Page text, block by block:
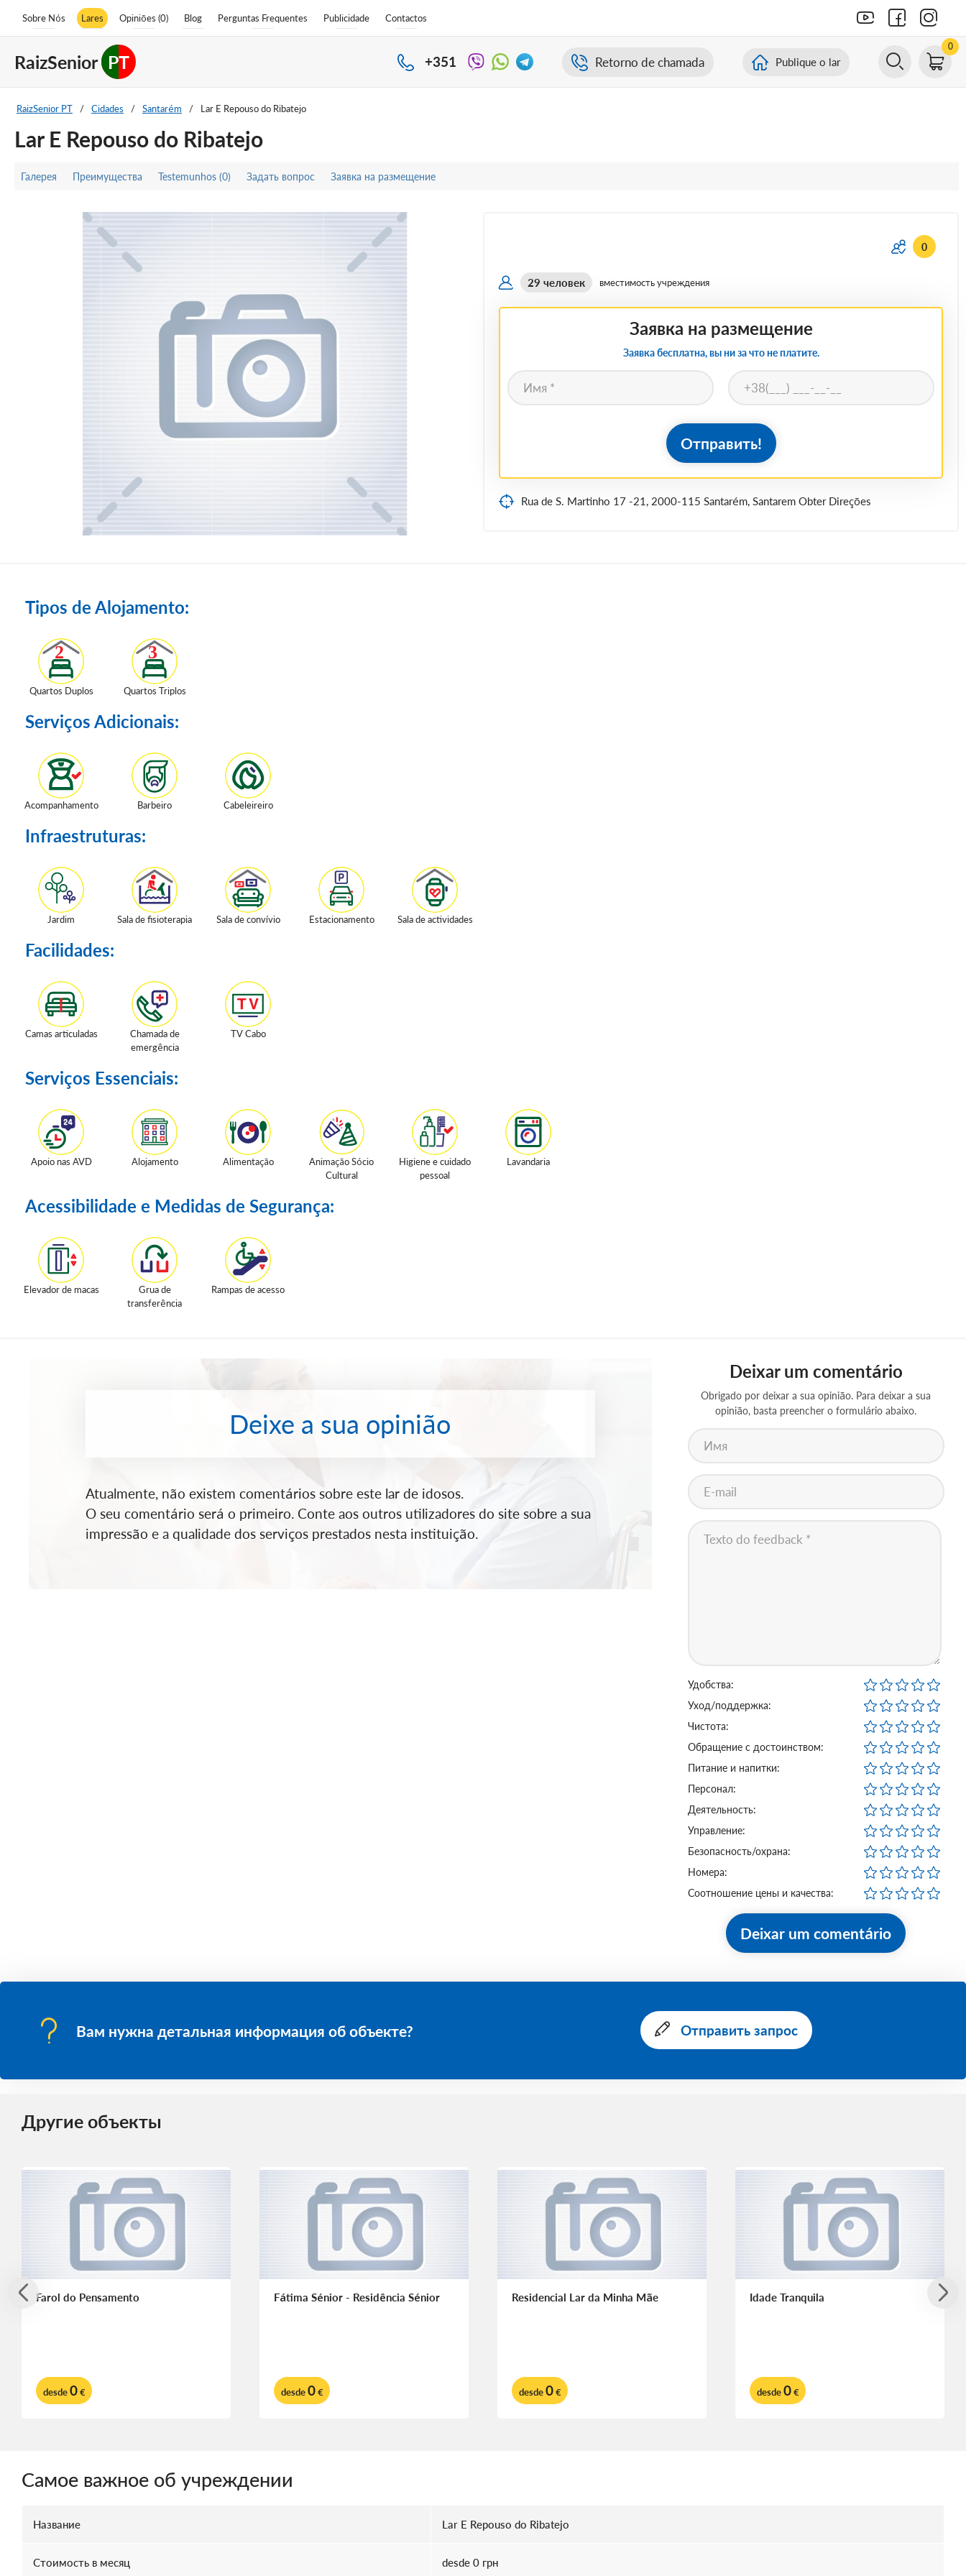
Sobre Nós Lares Opiniões (0) Blog Perguntas Frequentes Publicidade Contactos
RaizSenior PT +351 Retorno de chamada Publique o lar
0
RaizSenior PT / Cidades / Santarém / Lar E Repouso do Ribatejo
Lar E Repouso do Ribatejo
Галерея Преимущества Testemunhos (0) Задать вопрос Заявка на размещение
0
29 человек вместимость учреждения
Заявка на размещение
Заявка бесплатна, вы ни за что не платите.
Отправить!
Rua de S. Martinho 17 -21, 2000-115 Santarém, Santarem Obter Direções
Tipos de Alojamento:
Quartos Duplos Quartos Triplos
Serviços Adicionais:
Acompanhamento Barbeiro Cabeleireiro
Infraestruturas:
Jardim Sala de fisioterapia Sala de convívio Estacionamento Sala de actividades
Facilidades:
Camas articuladas
Chamada de
emergência
TV Cabo
Serviços Essenciais:
Apoio nas AVD Alojamento Alimentação
Animação Sócio
Cultural
Higiene e cuidado
pessoal
Lavandaria
Acessibilidade e Medidas de Segurança:
Elevador de macas
Grua de
transferência
Rampas de acesso
Deixe a sua opinião
Atualmente, não existem comentários sobre este lar de idosos.
O seu comentário será o primeiro. Conte aos outros utilizadores do site sobre a sua
impressão e a qualidade dos serviços prestados nesta instituição.
Deixar um comentário
Obrigado por deixar a sua opinião. Para deixar a sua
opinião, basta preencher o formulário abaixo.
Удобства:
Уход/поддержка:
Чистота:
Обращение с достоинством:
Питание и напитки:
Персонал:
Деятельность:
Управление:
Безопасность/охрана:
Номера:
Соотношение цены и качества:
Deixar um comentário
Вам нужна детальная информация об объекте? Отправить запрос
Другие объекты
Farol do Pensamento
desde0€
Fátima Sénior - Residência Sénior
desde0€
Residencial Lar da Minha Mãe
desde0€
Idade Tranquila
desde0€
Самое важное об учреждении
Название Lar E Repouso do Ribatejo
Стоимость в месяц desde 0 грн